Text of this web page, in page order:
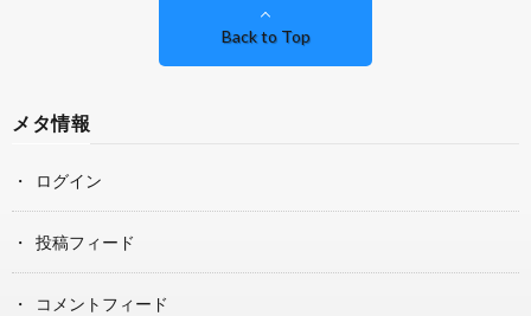
Back to Top
メタ情報
ログイン
投稿フィード
コメントフィード